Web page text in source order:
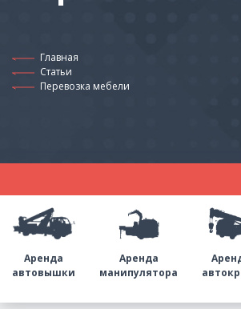
Главная
Статьи
Перевозка мебели
Аренда
автовышки
Аренда
манипулятора